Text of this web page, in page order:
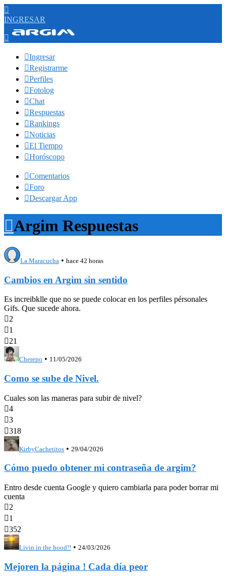

INGRESAR

Ingresar
Registrarme
Perfiles
Fotolog
Chat
Respuestas
Rankings
Noticias
El Tiempo
Horóscopo
Comentarios
Foro
Descargar App
Argim Respuestas
La Maracucha • hace 42 horas
Cambios en Argim sin sentido
Es increibklle que no se puede colocar en los perfiles pérsonales
Gifs. Que sucede ahora.
2
1
21
Cherepo • 11/05/2026
Como se sube de Nivel.
Cuales son las maneras para subir de nivel?
4
3
318
KirbyCachetitos • 29/04/2026
Cómo puedo obtener mi contraseña de argim?
Entro desde cuenta Google y quiero cambiarla para poder borrar mi
cuenta
2
1
352
Livin in the hood!! • 24/03/2026
Mejoren la página ! Cada día peor